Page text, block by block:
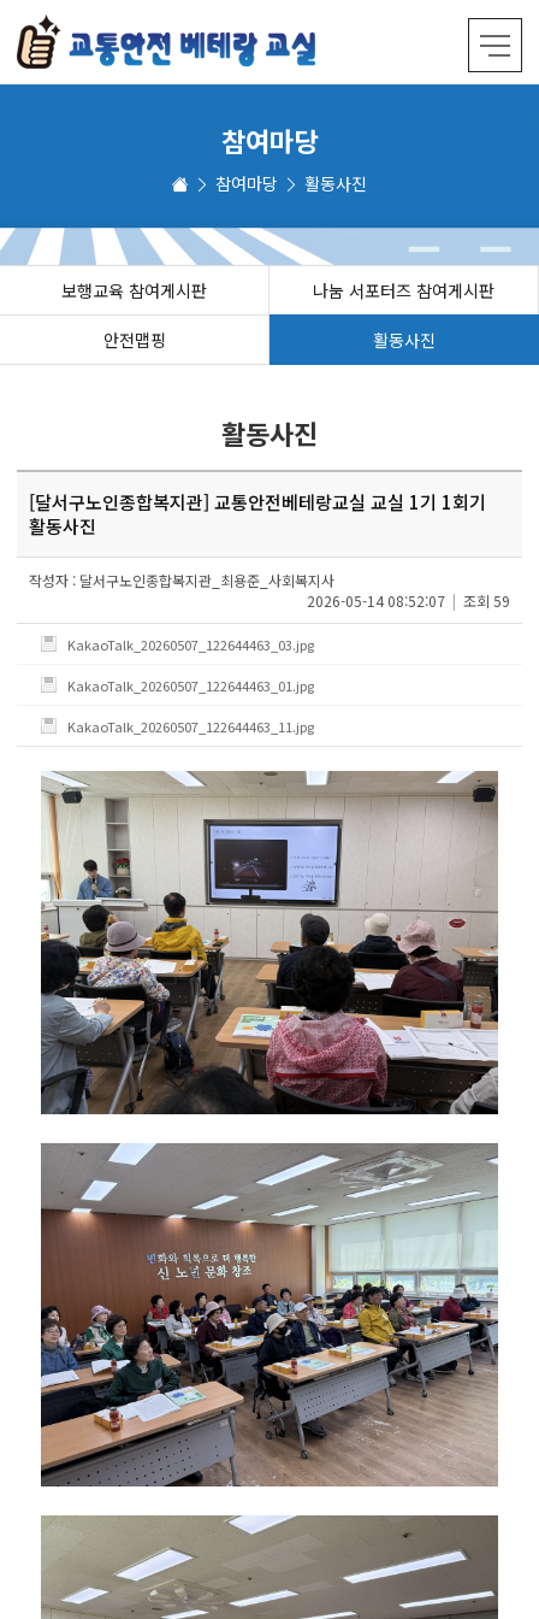
참여마당
참여마당 활동사진
보행교육 참여게시판 나눔 서포터즈 참여게시판
안전맵핑 활동사진
활동사진
[달서구노인종합복지관] 교통안전베테랑교실 교실 1기 1회기
활동사진
작성자 : 달서구노인종합복지관_최용준_사회복지사
2026-05-14 08:52:07 | 조회 59
KakaoTalk_20260507_122644463_03.jpg
KakaoTalk_20260507_122644463_01.jpg
KakaoTalk_20260507_122644463_11.jpg